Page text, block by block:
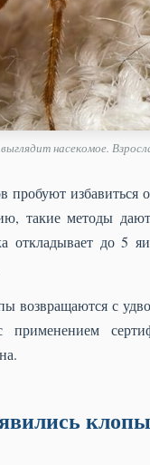
насекомое.
такие методы
откладывает до 5
возвращаются с
клопы